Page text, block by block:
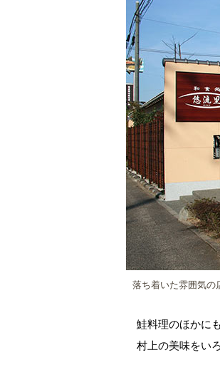
落ち着いた雰囲気の
鮭料理のほかに
村上の美味をい